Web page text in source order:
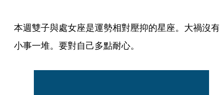
本週雙子與處女座是運勢相對壓抑的星座。大禍沒有
小事一堆。要對自己多點耐心。